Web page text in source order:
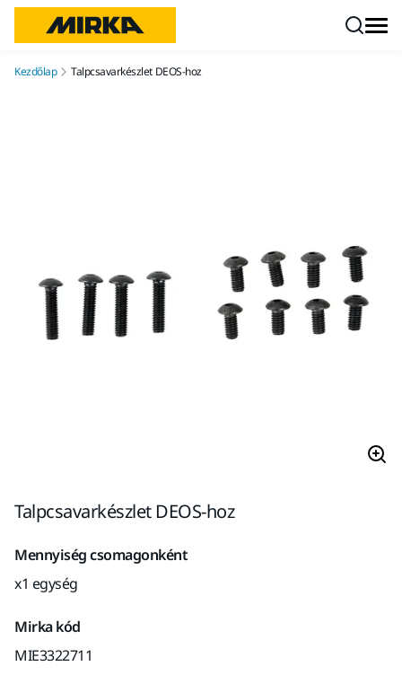
Kezdőlap Talpcsavarkészlet DEOS-hoz
Talpcsavarkészlet DEOS-hoz
Mennyiség csomagonként
x1 egység
Mirka kód
MIE3322711